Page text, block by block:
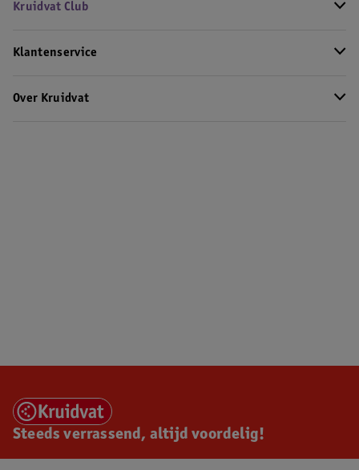
Kruidvat Club
Klantenservice
Over Kruidvat
Steeds verrassend, altijd voordelig!